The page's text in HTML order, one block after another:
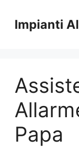
contenuto
Impianti
Papa